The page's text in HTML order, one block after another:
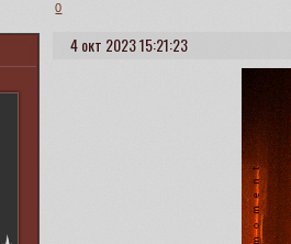
0
4 окт 2023 15:21:23